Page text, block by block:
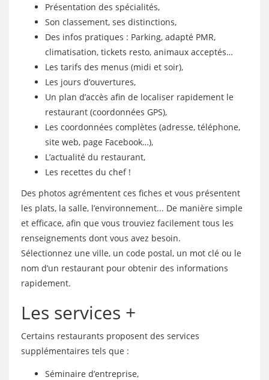
Présentation des spécialités,
Son classement, ses distinctions,
Des infos pratiques : Parking, adapté PMR,
climatisation, tickets resto, animaux acceptés…
Les tarifs des menus (midi et soir),
Les jours d’ouvertures,
Un plan d’accès afin de localiser rapidement le
restaurant (coordonnées GPS),
Les coordonnées complètes (adresse, téléphone,
site web, page Facebook…),
L’actualité du restaurant,
Les recettes du chef !
Des photos agrémentent ces fiches et vous présentent
les plats, la salle, l’environnement... De manière simple
et efficace, afin que vous trouviez facilement tous les
renseignements dont vous avez besoin.
Sélectionnez une ville, un code postal, un mot clé ou le
nom d’un restaurant pour obtenir des informations
rapidement.
Les services +
Certains restaurants proposent des services
supplémentaires tels que :
Séminaire d’entreprise,